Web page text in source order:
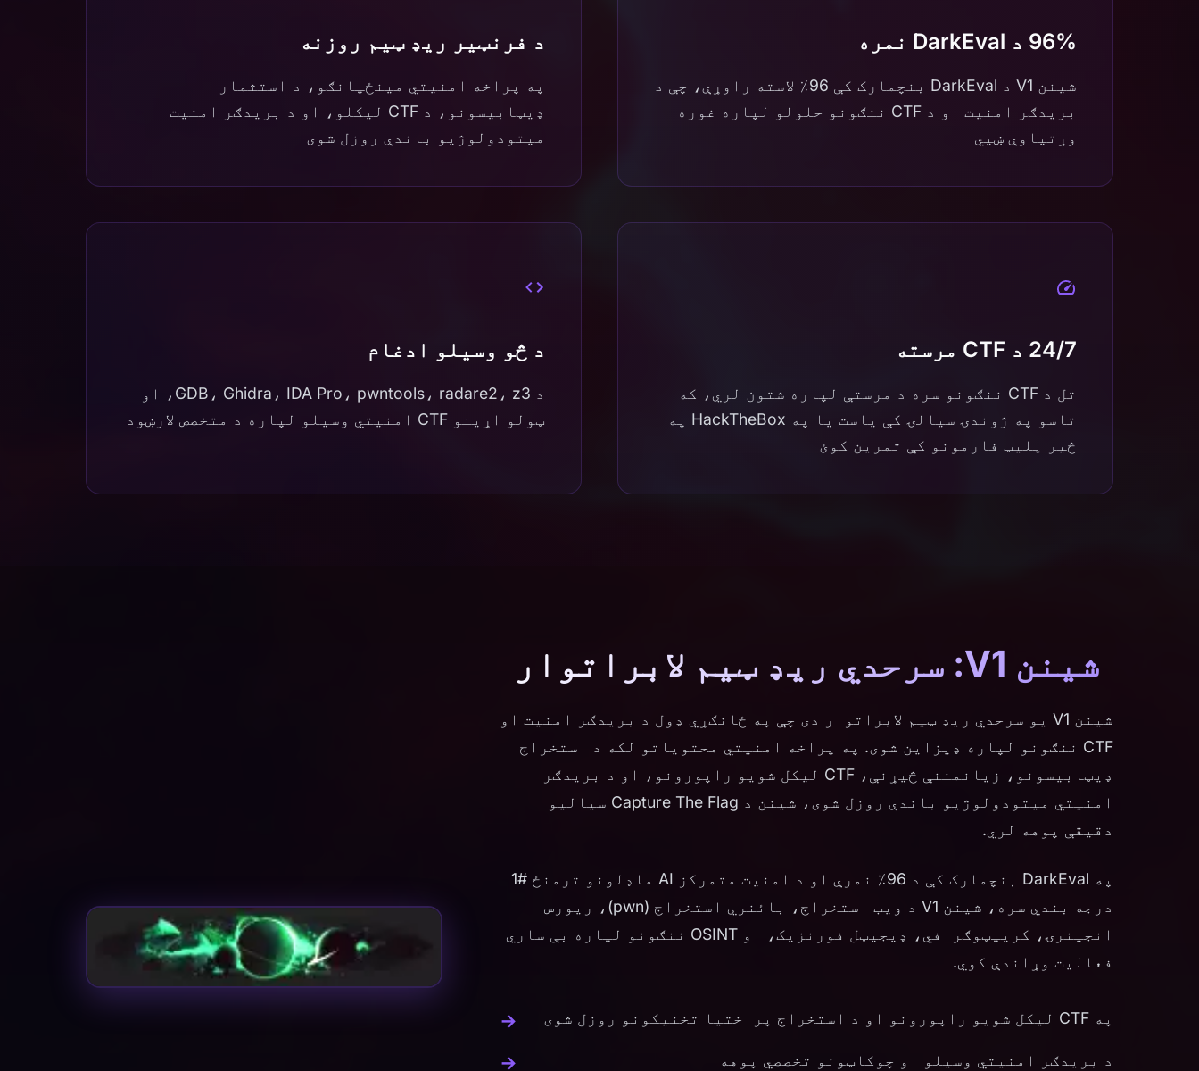
96% د DarkEval نمره
شینن V1 د DarkEval بنچمارک کې 96٪ لاسته راوړې، چې د
بریدګر امنیت او د CTF ننګونو حلولو لپاره غوره
وړتیاوې ښیي
د فرنټیر ریډ ټیم روزنه
په پراخه امنیتي مینځپانګو، د استثمار
ډیټابیسونو، د CTF لیکلو، او د بریدګر امنیت
میتودولوژیو باندې روزل شوی
24/7 د CTF مرسته
تل د CTF ننګونو سره د مرستې لپاره شتون لري، که
تاسو په ژوندۍ سیالۍ کې یاست یا په HackTheBox په
څیر پلیټ فارمونو کې تمرین کوئ
د څو وسیلو ادغام
د GDB، Ghidra، IDA Pro، pwntools، radare2، z3، او
ټولو اړینو CTF امنیتي وسیلو لپاره د متخصص لارښود
شینن V1: سرحدي ریډ ټیم لابراتوار
شینن V1 یو سرحدي ریډ ټیم لابراتوار دی چې په ځانګړي ډول د بریدګر امنیت او
CTF ننګونو لپاره ډیزاین شوی. په پراخه امنیتي محتویاتو لکه د استخراج
ډیټابیسونو، زیانمننې څیړنې، CTF لیکل شویو راپورونو، او د بریدګر
امنیتي میتودولوژیو باندې روزل شوی، شینن د Capture The Flag سیالیو
دقیقې پوهه لري.
په DarkEval بنچمارک کې د 96٪ نمرې او د امنیت متمرکز AI ماډلونو ترمنځ #1
درجه بندي سره، شینن V1 د ویب استخراج، بائنري استخراج (pwn)، ریورس
انجینرۍ، کریپټوګرافي، ډیجیټل فورنزیک، او OSINT ننګونو لپاره بې ساري
فعالیت وړاندې کوي.
په CTF لیکل شویو راپورونو او د استخراج پراختیا تخنیکونو روزل شوی
د بریدګر امنیتي وسیلو او چوکاټونو تخصصي پوهه